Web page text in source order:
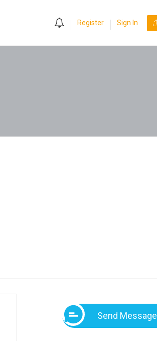
Register Sign In
Send Message